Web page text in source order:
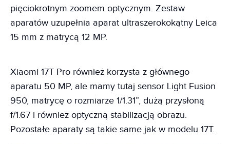
pięciokrotnym zoomem optycznym. Zestaw
aparatów uzupełnia aparat ultraszerokokątny Leica
15 mm z matrycą 12 MP.
Xiaomi 17T Pro również korzysta z głównego
aparatu 50 MP, ale mamy tutaj sensor Light Fusion
950, matrycę o rozmiarze 1/1.31”, dużą przysłoną
f/1.67 i również optyczną stabilizacją obrazu.
Pozostałe aparaty są takie same jak w modelu 17T.